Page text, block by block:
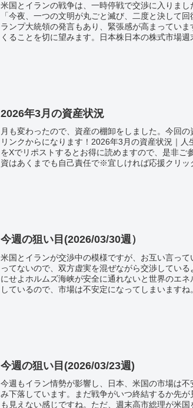
米国とイランの戦争は、一時停戦で交渉に入りまし
「今夜、一つの文明が丸ごと滅び、二度と決して回
ランプ大統領の発言もあり、緊張感が高まっていま
くることを切に望みます。日本株日本の株式市場週
2026年3月の資産状況
月も変わったので、資産の棚卸をしました。今回
リンクからになります！2026年3月の資産状況｜人
をXでリポストするとお得に読めますので、是非
資はあくまでも自己責任で※宜しければ応援クリッ
今週の狙い目(2026/03/30週）
米国とイランが交渉中の模様ですが、お互い言って
ってないので、双方虚実を混ぜながら交渉している
にせよホルムズ海峡が安全に通れないと世界のエ
しているので、市場は不安定になってしまいますね
今週の狙い目(2026/03/23週)
今週もイラン情勢が影響し、日本、米国の市場は不
み下落しています。まだ戦争がいつ終結するか先
も見えない感じですね。ただ、週末高市総理が米国